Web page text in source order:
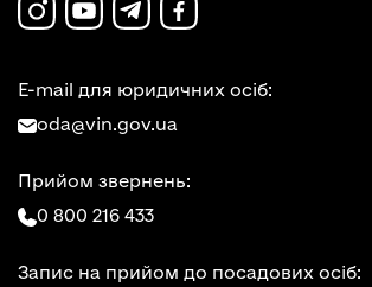
E-mail для юридичних осіб:
oda@vin.gov.ua
Прийом звернень:
0 800 216 433
Запис на прийом до посадових осіб: